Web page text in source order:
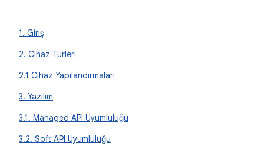
1. Giriş
2. Cihaz Türleri
2.1 Cihaz Yapılandırmaları
3. Yazılım
3.1. Managed API Uyumluluğu
3.2. Soft API Uyumluluğu